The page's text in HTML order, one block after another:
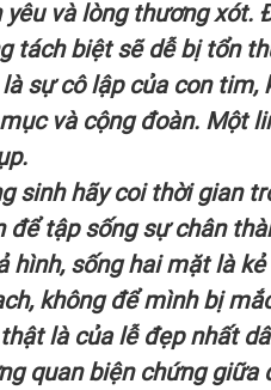
và lòng thương xót.
tách biệt sẽ dễ bị tổn
sự cô lập của con tim,
và cộng đoàn. Một
sinh hãy coi thời gian
tập sống sự chân
sống hai mặt là
không để mình bị
là của lễ đẹp nhất
quan biện chứng giữa